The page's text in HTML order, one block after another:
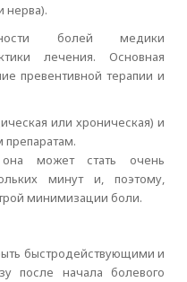
нерва).
болей медики
лечения. Основная
превентивной терапии и
или хроническая) и
препаратам.
может стать очень
минут и, поэтому,
минимизации боли.
быстродействующими и
после начала болевого